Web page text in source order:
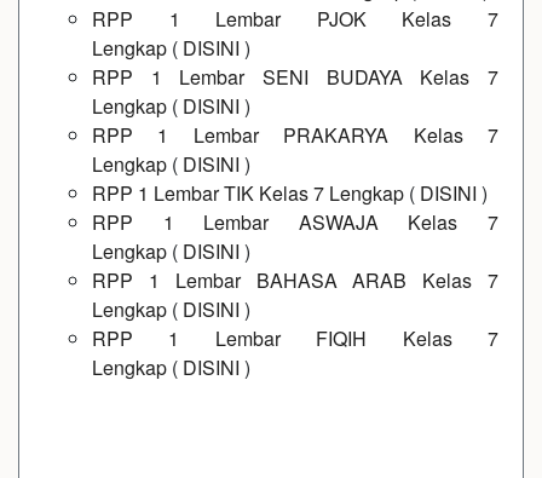
RPP 1 Lembar PJOK Kelas 7
Lengkap ( DISINI )
RPP 1 Lembar SENI BUDAYA Kelas 7
Lengkap ( DISINI )
RPP 1 Lembar PRAKARYA Kelas 7
Lengkap ( DISINI )
RPP 1 Lembar TIK Kelas 7 Lengkap ( DISINI )
RPP 1 Lembar ASWAJA Kelas 7
Lengkap ( DISINI )
RPP 1 Lembar BAHASA ARAB Kelas 7
Lengkap ( DISINI )
RPP 1 Lembar FIQIH Kelas 7
Lengkap ( DISINI )